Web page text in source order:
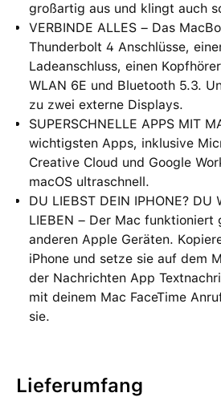
großartig aus und klingt auch
VERBINDE ALLES – Das
Thunderbolt 4 Anschlüsse,
Ladeanschluss, einen
WLAN 6E und Bluetooth 5.3.
zu zwei externe Displays.
SUPERSCHNELLE APPS MIT
wichtigsten Apps, inklusive
Creative Cloud und Google
macOS ultraschnell.
DU LIEBST DEIN IPHONE? DU
LIEBEN – Der Mac
anderen Apple Geräten.
iPhone und setze sie auf dem
der Nachrichten App
mit deinem Mac FaceTime
sie.
Lieferumfang